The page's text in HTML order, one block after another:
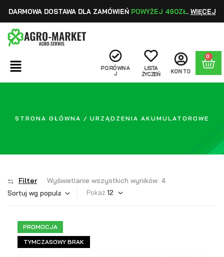
DARMOWA DOSTAWA DLA ZAMÓWIEŃ POWYŻEJ 490ZŁ. WIĘCEJ
PORÓWNA
J
LISTA
ŻYCZEŃ
KONTO
0
STRONA GŁÓWNA / URZĄDZENIA AKUMULATOROWE
Filter
Wyświetlanie wszystkich wyników: 4
Pokaż
PROMOCJA
TYMCZASOWY BRAK